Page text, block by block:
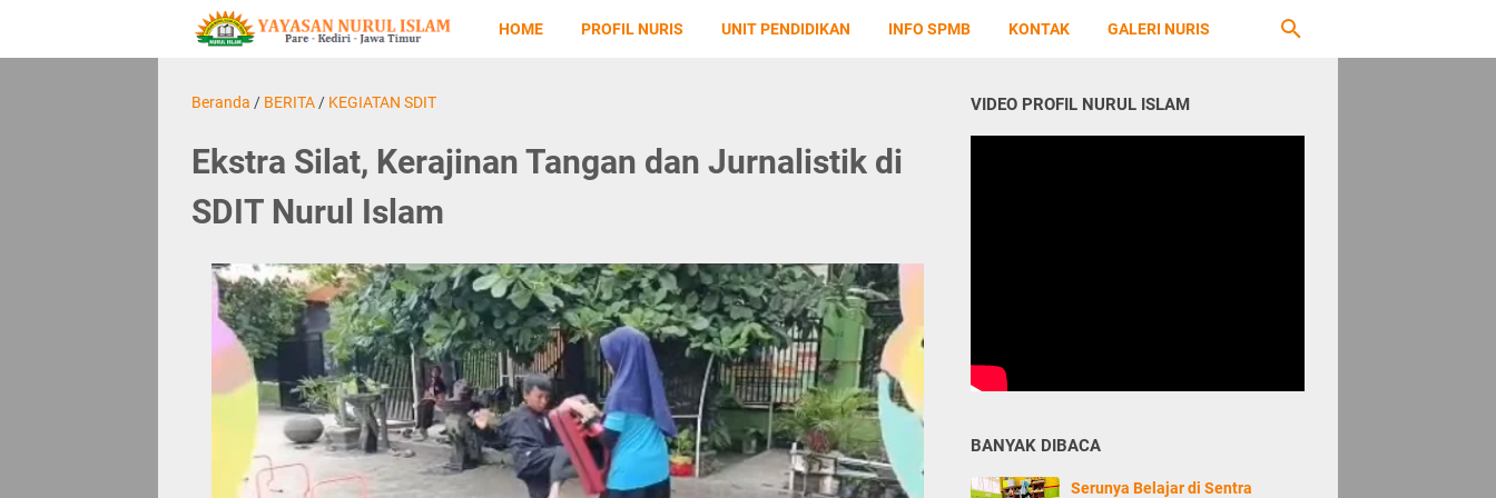
HOME PROFIL NURIS UNIT PENDIDIKAN INFO SPMB KONTAK GALERI NURIS
Beranda / BERITA / KEGIATAN SDIT
Ekstra Silat, Kerajinan Tangan dan Jurnalistik di
SDIT Nurul Islam
VIDEO PROFIL NURUL ISLAM
BANYAK DIBACA
Serunya Belajar di Sentra